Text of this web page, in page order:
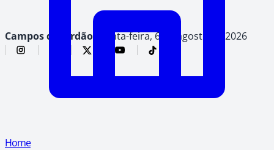
Campos do Jordão, quinta-feira, 6 de agosto de 2026
Home